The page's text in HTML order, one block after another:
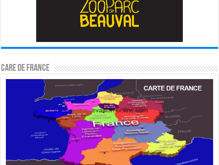
CARE DE FRANCE